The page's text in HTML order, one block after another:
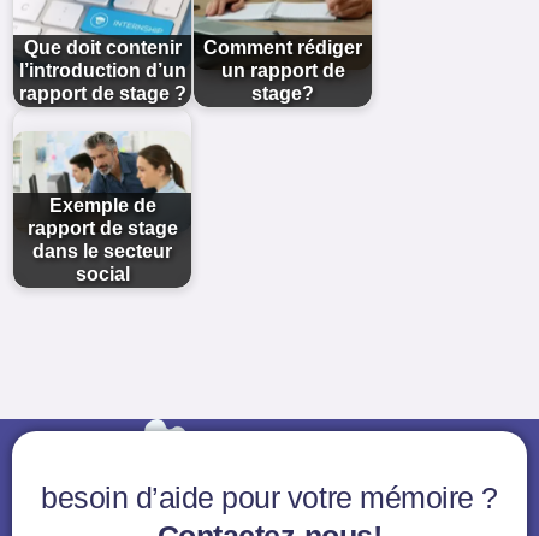
Que doit contenir
l’introduction d’un
rapport de stage ?
Comment rédiger
un rapport de
stage?
Exemple de
rapport de stage
dans le secteur
social
besoin d’aide pour votre mémoire ?